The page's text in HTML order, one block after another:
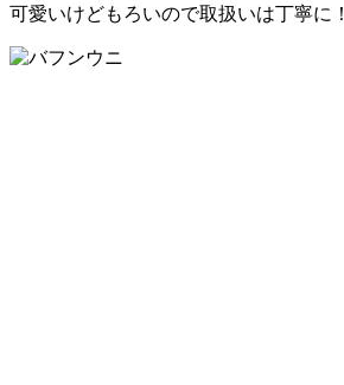
可愛いけどもろいので取扱いは丁寧に！